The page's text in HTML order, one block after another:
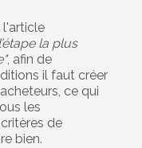
l'article
la plus
, afin de
il faut créer
ce qui
les
de
bien.